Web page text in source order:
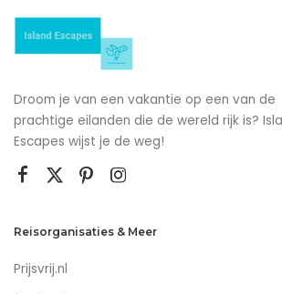
Droom je van een vakantie op een van de
prachtige eilanden die de wereld rijk is?
Escapes wijst je de weg!
Reisorganisaties & Meer
Prijsvrij.nl